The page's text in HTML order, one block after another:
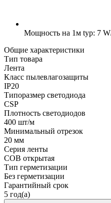
Мощность на 1м typ: 7
Общие характеристики
Тип товара
Лента
Класс пылевлагозащиты
IP20
Типоразмер светодиода
CSP
Плотность светодиодов
400 шт/м
Минимальный отрезок
20 мм
Серия ленты
COB открытая
Тип герметизации
Без герметизации
Гарантийный срок
5 год(а)